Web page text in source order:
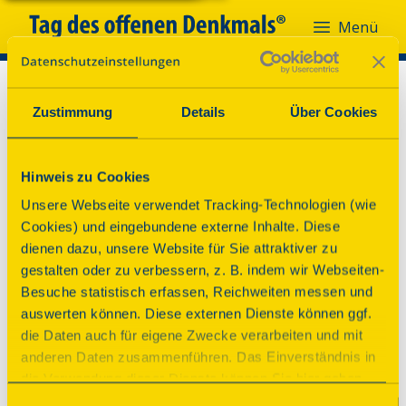
Zustimmung Details Über Cookies
Hinweis zu Cookies
Unsere Webseite verwendet Tracking-Technologien (wie
Cookies) und eingebundene externe Inhalte. Diese
dienen dazu, unsere Website für Sie attraktiver zu
gestalten oder zu verbessern, z. B. indem wir Webseiten-
Besuche statistisch erfassen, Reichweiten messen und
auswerten können. Diese externen Dienste können ggf.
die Daten auch für eigene Zwecke verarbeiten und mit
anderen Daten zusammenführen. Das Einverständnis in
die Verwendung dieser Dienste können Sie hier geben.
Menü